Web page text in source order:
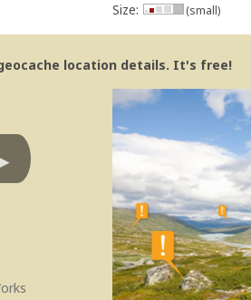
Size: (small)
location details. It's free!